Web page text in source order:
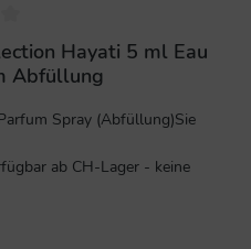
Hayati 5 ml Eau
Abfüllung
Spray (Abfüllung)Sie
ab CH-Lager - keine